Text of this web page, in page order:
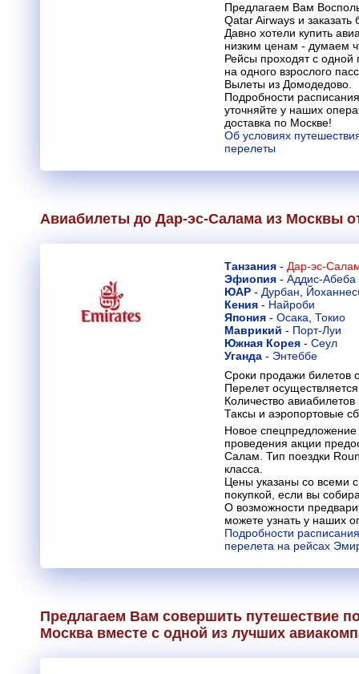
Предлагаем Вам
Qatar Airways и
Давно хотели купить
низким ценам - думаем
Рейсы проходят с одной
на одного взрослого
Вылеты из Домодедово.
Подробности
уточняйте у наших
доставка по Москве!
Об условиях
перелеты
Авиабилеты до Дар-эс-Салама из Москвы
Танзания - Дар-эс-
Эфиопия - Аддис-Абеба
ЮАР - Дурбан
Кения - Найроби
Япония - Осака Токио
Маврикий - Порт-Луи
Южная Корея - Сеул
Уганда - Энтеббе
Сроки продажи билетов
Перелет
Количество
Таксы и аэропортовые
Новое
проведения акции
Салам. Тип поездки
класса.
Цены указаны со всеми
покупкой, если вы
О возможности
можете узнать у наших
Подробности
перелета на рейсах
Предлагаем Вам совершить путешествие
Москва вместе с одной из лучших